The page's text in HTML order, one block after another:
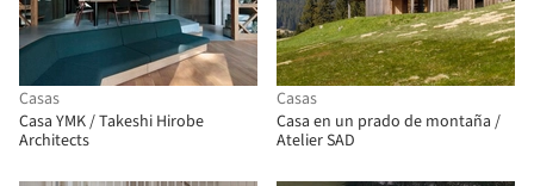
Casas
Casa YMK / Takeshi Hirobe
Architects
Casas
Casa en un prado de montaña /
Atelier SAD